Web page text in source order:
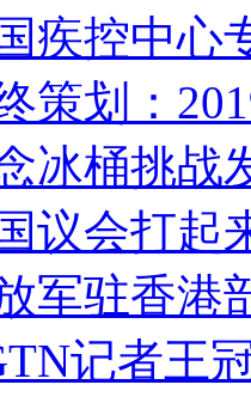
疾控中心
策划：
冰桶挑战
议会打起
军驻香港
记者王